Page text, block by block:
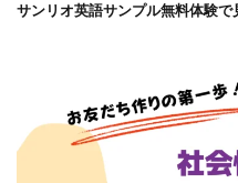
サンリオ英語サンプル無料体験